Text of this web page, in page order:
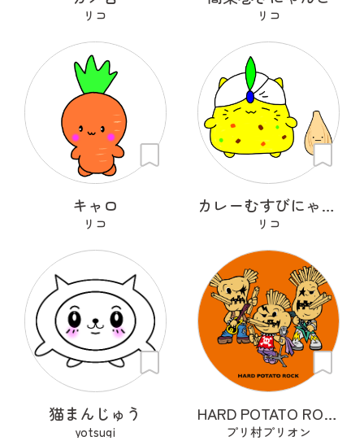
リコ リコ
キャロ
リコ
カレーむすびにゃんこ
リコ
猫まんじゅう
yotsugi
HARD POTATO ROCK
プリ村プリオン